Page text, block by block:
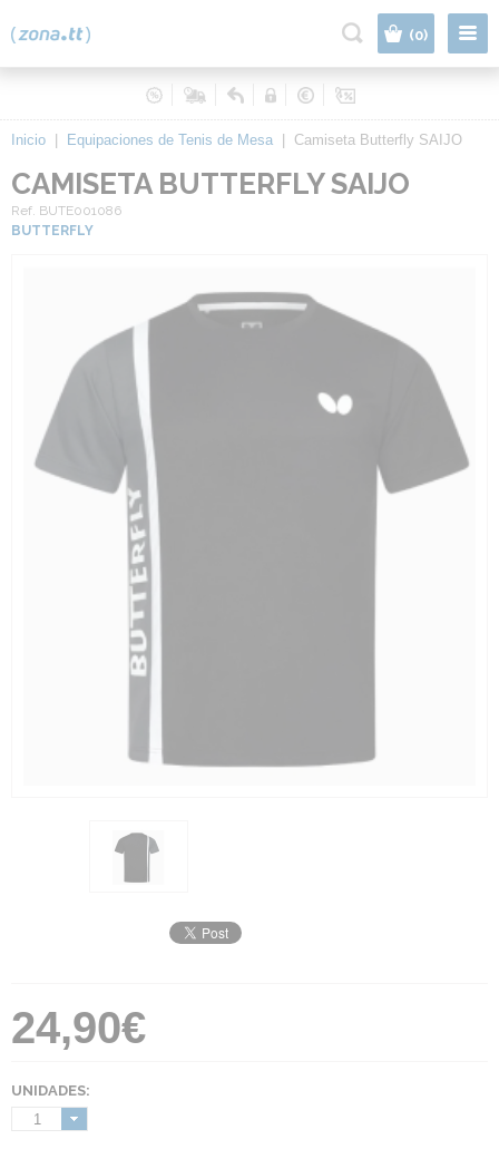
(0)
Inicio Equipaciones de Tenis de Mesa Camiseta Butterfly SAIJO
CAMISETA BUTTERFLY SAIJO
Ref. BUTE001086
BUTTERFLY
24,90€
UNIDADES:
1